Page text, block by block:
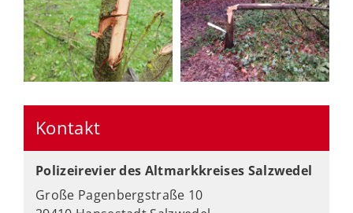
Kontakt
Polizeirevier des Altmarkkreises Salzwedel
Große Pagenbergstraße 10